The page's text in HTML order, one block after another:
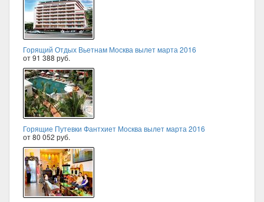
Горящий Отдых Вьетнам Москва вылет марта 2016
от 91 388 руб.
Горящие Путевки Фантхиет Москва вылет марта 2016
от 80 052 руб.